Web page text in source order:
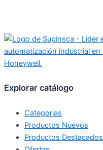
Explorar catálogo
Categorias
Productos Nuevos
Productos Destacados